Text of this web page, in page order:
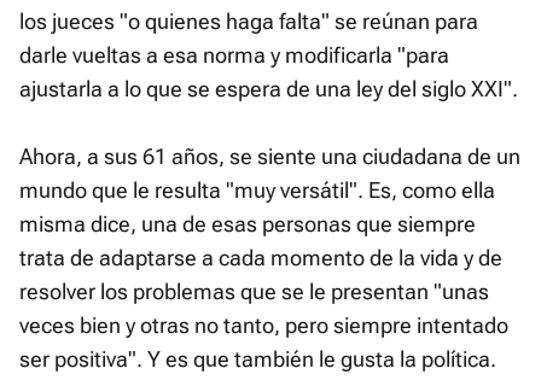
los jueces "o quienes haga falta" se reúnan para
darle vueltas a esa norma y modificarla "para
ajustarla a lo que se espera de una ley del siglo XXI".
Ahora, a sus 61 años, se siente una ciudadana de un
mundo que le resulta "muy versátil". Es, como ella
misma dice, una de esas personas que siempre
trata de adaptarse a cada momento de la vida y de
resolver los problemas que se le presentan "unas
veces bien y otras no tanto, pero siempre intentado
ser positiva". Y es que también le gusta la política.